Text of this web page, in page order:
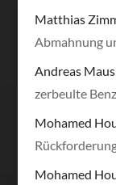
Matthias
Abmahnung
Andreas Maus
zerbeulte Benz
Mohamed
Mohamed